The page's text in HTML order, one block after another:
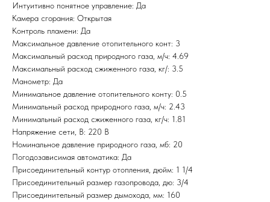
Интуитивно понятное управление: Да
Камера сгорания: Открытая
Контроль пламени: Да
Максимальное давление отопительного конт: 3
Максимальный расход природного газа, м/ч: 4.69
Максимальный расход сжиженного газа, кг/: 3.5
Манометр: Да
Минимальное давление отопительного конту: 0.5
Минимальный расход природного газа, м/ч: 2.43
Минимальный расход сжиженного газа, кг/ч: 1.81
Напряжение сети, В: 220 В
Номинальное давление природного газа, мб: 20
Погодозависимая автоматика: Да
Присоединительный контур отопления, дюйм: 1 1/4
Присоединительный размер газопровода, дю: 3/4
Присоединительный размер дымохода, мм: 160